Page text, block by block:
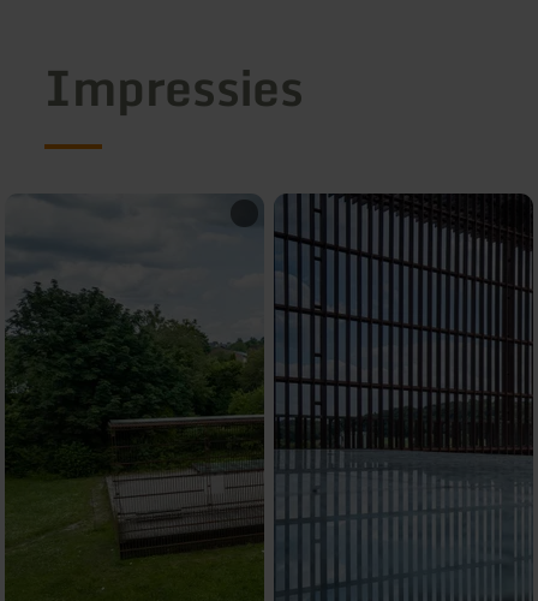
Impressies